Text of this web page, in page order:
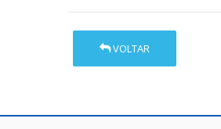
VOLTAR